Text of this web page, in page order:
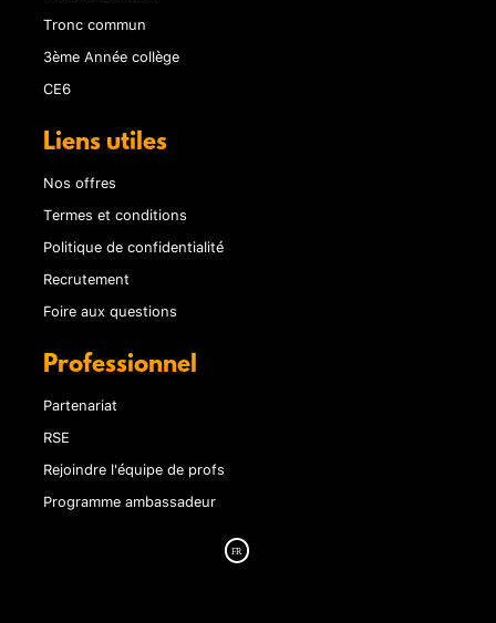
Tronc commun
3ème Année collège
CE6
Liens utiles
Nos offres
Termes et conditions
Politique de confidentialité
Recrutement
Foire aux questions
Professionnel
Partenariat
RSE
Rejoindre l'équipe de profs
Programme ambassadeur